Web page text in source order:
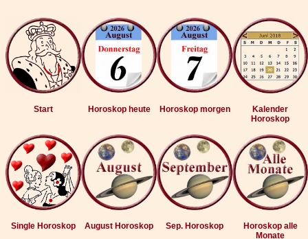
Start Horoskop heute Horoskop morgen
Kalender
Horoskop
Single Horoskop August Horoskop Sep. Horoskop
Horoskop alle
Monate